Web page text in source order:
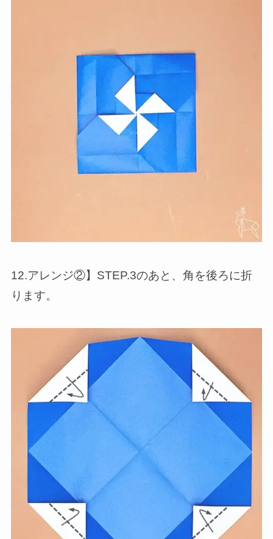
12.アレンジ②】STEP.3のあと、角を後ろに折
ります。